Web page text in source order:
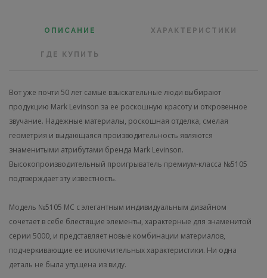
ОПИСАНИЕ ХАРАКТЕРИСТИКИ
ГДЕ КУПИТЬ
Вот уже почти 50 лет самые взыскательные люди выбирают
продукцию Mark Levinson за ее роскошную красоту и откровенное
звучание. Надежные материалы, роскошная отделка, смелая
геометрия и выдающаяся производительность являются
знаменитыми атрибутами бренда Mark Levinson.
Высокопроизводительный проигрыватель премиум-класса №5105
подтверждает эту известность.
Модель №5105 МС с элегантным индивидуальным дизайном
сочетает в себе блестящие элементы, характерные для знаменитой
серии 5000, и представляет новые комбинации материалов,
подчеркивающие ее исключительных характеристики. Ни одна
деталь не была упущена из виду.